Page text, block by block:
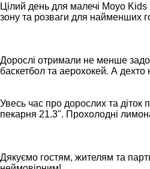
Цілий день для малечі Moyo
зону та розваги для найменших
Дорослі отримали не менше
баскетбол та аерохокей. А дехто
Увесь час про дорослих та діток
пекарня 21.3". Прохолодні
Дякуємо гостям, жителям та